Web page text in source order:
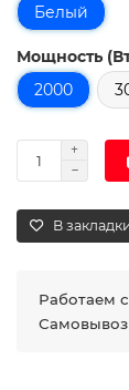
Белый
Мощность
2000
В
Работаем
Самовывоз